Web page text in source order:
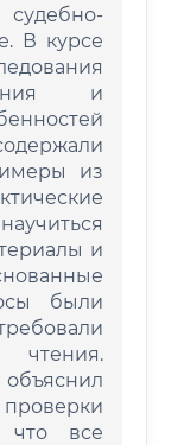
В курсе
и
из
и
были
что все